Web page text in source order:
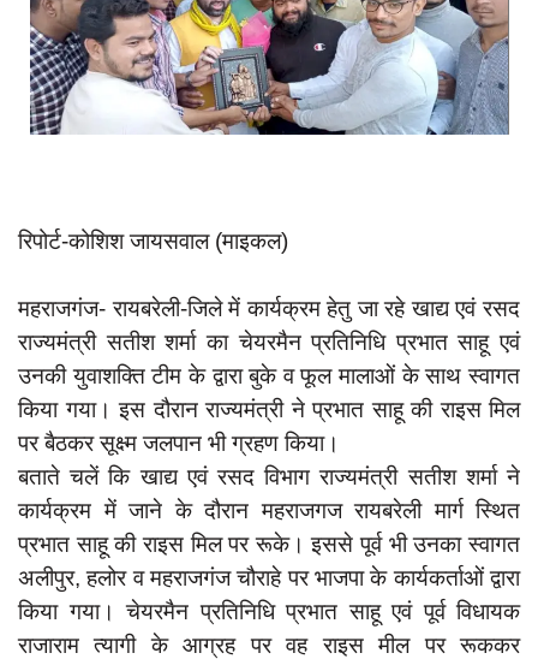
App verify
समस्या
Covid-19
शिक्षा
साक्षात्कार
सामाजिक
खेल
latest
प्रशासनिक
दुर्घटना
editors-pick
other
रिपोर्ट-कोशिश जायसवाल (माइकल)
महराजगंज- रायबरेली-जिले में कार्यक्रम हेतु जा रहे खाद्य एवं रसद
राज्यमंत्री सतीश शर्मा का चेयरमैन प्रतिनिधि प्रभात साहू एवं
उनकी युवाशक्ति टीम के द्वारा बुके व फूल मालाओं के साथ स्वागत
किया गया। इस दौरान राज्यमंत्री ने प्रभात साहू की राइस मिल
पर बैठकर सूक्ष्म जलपान भी ग्रहण किया।
बताते चलें कि खाद्य एवं रसद विभाग राज्यमंत्री सतीश शर्मा ने
कार्यक्रम में जाने के दौरान महराजगज रायबरेली मार्ग स्थित
प्रभात साहू की राइस मिल पर रूके। इससे पूर्व भी उनका स्वागत
अलीपुर, हलोर व महराजगंज चौराहे पर भाजपा के कार्यकर्ताओं द्वारा
किया गया। चेयरमैन प्रतिनिधि प्रभात साहू एवं पूर्व विधायक
राजाराम त्यागी के आग्रह पर वह राइस मील पर रूककर